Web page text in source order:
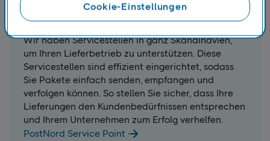
PostNord Service Point
Wir haben Servicestellen in ganz Skandinavien,
um Ihren Lieferbetrieb zu unterstützen. Diese
Servicestellen sind effizient eingerichtet, sodass
Sie Pakete einfach senden, empfangen und
verfolgen können. So stellen Sie sicher, dass Ihre
Lieferungen den Kundenbedürfnissen entsprechen
und Ihrem Unternehmen zum Erfolg verhelfen.
PostNord Service Point
Cookie-Einstellungen